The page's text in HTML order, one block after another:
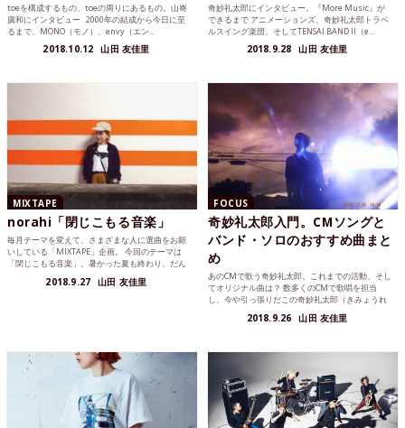
toeを構成するもの、toeの周りにあるもの。山㟢
廣和にインタビュー 2000年の結成から今日に至
るまで、MONO（モノ）、envy（エン...
2018.10.12 山田 友佳里
奇妙礼太郎にインタビュー。『More Music』が
できるまで アニメーションズ、奇妙礼太郎トラベ
ルスイング楽団、そしてTENSAI BAND II（e...
2018.9.28 山田 友佳里
MIXTAPE
norahi「閉じこもる音楽」
毎月テーマを変えて、さまざまな人に選曲をお願
いしている「MIXTAPE」企画。 今回のテーマは
「閉じこもる音楽」。暑かった夏も終わり、だん
2018.9.27 山田 友佳里
FOCUS
奇妙礼太郎入門。CMソングと
バンド・ソロのおすすめ曲まと
め
あのCMで歌う奇妙礼太郎。これまでの活動、そし
てオリジナル曲は？ 数多くのCMで歌唱を担当
し、今や引っ張りだこの奇妙礼太郎（きみょうれ
2018.9.26 山田 友佳里